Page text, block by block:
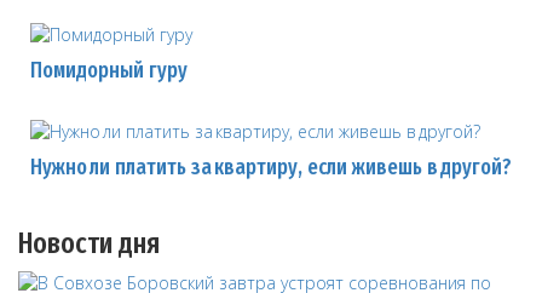
Помидорный гуру
Нужно ли платить за квартиру, если живешь в другой?
Новости дня